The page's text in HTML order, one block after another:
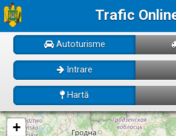
Trafic
Autoturisme
Intrare
Hartă
Se incarcă! Vă rugăm să așteptați câteva momente...
+